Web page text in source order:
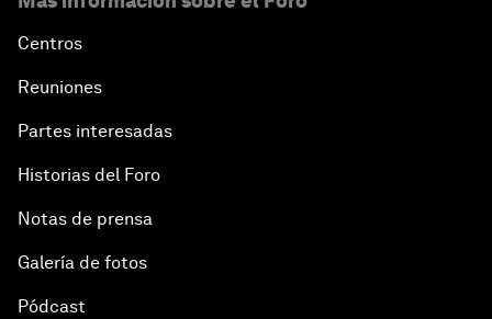
Centros
Reuniones
Partes interesadas
Historias del Foro
Notas de prensa
Galería de fotos
Pódcast